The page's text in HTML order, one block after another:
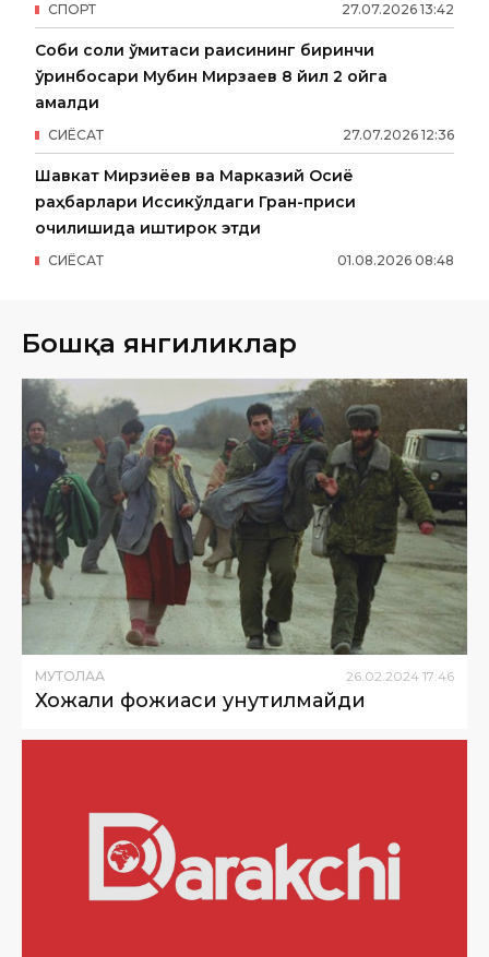
27.07.2026 13:42
СПОРТ
Собиқ солиқ қўмитаси раисининг биринчи
ўринбосари Мубин Мирзаев 8 йил 2 ойга
қамалди
27.07.2026 12:36
СИËСАТ
Шавкат Мирзиёев ва Марказий Осиё
раҳбарлари Иссиқкўлдаги Гран-приси
очилишида иштирок этди
01.08.2026 08:48
СИËСАТ
Бошқа янгиликлар
МУТОЛАА 26 02 2024 17:46
Хожали фожиаси унутилмайди